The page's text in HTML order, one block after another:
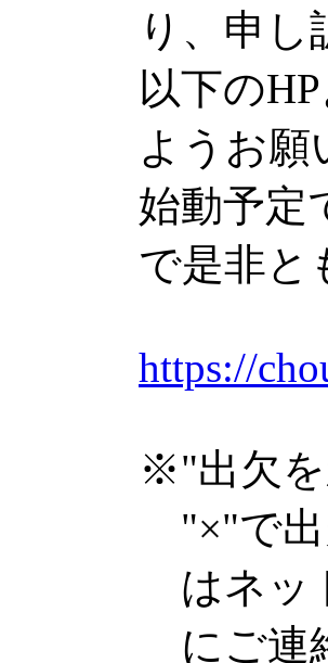
り、申
以下の
ようお願
始動予定
で是非と
https://
※"出欠
"×"で出
はネッ
にご連